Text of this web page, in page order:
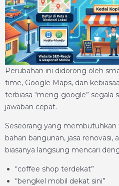
Perubahan ini didorong oleh
time, Google Maps, dan
terbiasa “meng-google” segala
jawaban cepat.
Seseorang yang
bahan bangunan, jasa renovasi,
biasanya langsung mencari
“coffee shop terdekat”
“bengkel mobil dekat sini”